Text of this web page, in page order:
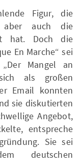
Figur, die
aber auch die
hat. Doch die
En Marche“ sei
Mangel an
als großen
Email konnten
sie diskutierten
Angebot,
entspreche
Sie sei
deutschen